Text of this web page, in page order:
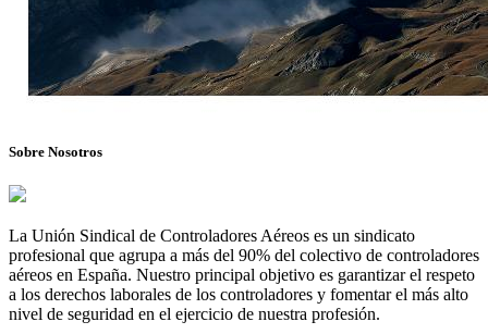
Sobre Nosotros
La Unión Sindical de Controladores Aéreos es un sindicato
profesional que agrupa a más del 90% del colectivo de controladores
aéreos en España. Nuestro principal objetivo es garantizar el respeto
a los derechos laborales de los controladores y fomentar el más alto
nivel de seguridad en el ejercicio de nuestra profesión.